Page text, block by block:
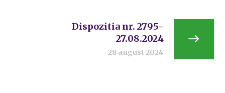
Dispozitia nr. 2795-
27.08.2024
28 august 2024